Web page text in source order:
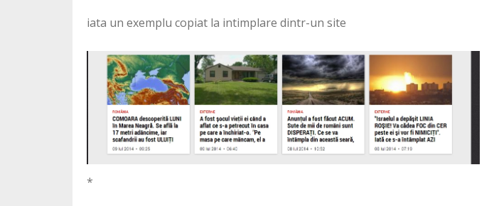
iata un exemplu copiat la intimplare dintr-un site
*